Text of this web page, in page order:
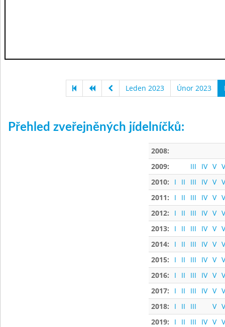
Leden 2023 Únor 2023
Přehled zveřejněných jídelníčků:
2008:
2009:
III IV V
2010:
I II III IV V
2011:
I II III IV V
2012:
I II III IV V
2013:
I II III IV V
2014:
I II III IV V
2015:
I II III IV V
2016:
I II III IV V
2017:
I II III IV V
2018:
I II III V
2019:
I II III IV V